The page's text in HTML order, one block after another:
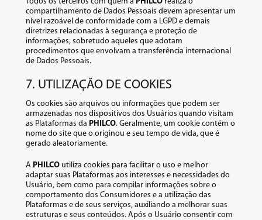
compartilhamento de Dados Pessoais devem apresentar um
nível razoável de conformidade com a LGPD e demais
diretrizes relacionadas à segurança e proteção de
informações, sobretudo aqueles que adotam
procedimentos que envolvam a transferência internacional
de Dados Pessoais.
7. UTILIZAÇÃO DE COOKIES
Os cookies são arquivos ou informações que podem ser
armazenadas nos dispositivos dos Usuários quando visitam
as Plataformas da PHILCO. Geralmente, um cookie contém o
nome do site que o originou e seu tempo de vida, que é
gerado aleatoriamente.
A PHILCO utiliza cookies para facilitar o uso e melhor
adaptar suas Plataformas aos interesses e necessidades do
Usuário, bem como para compilar informações sobre o
comportamento dos Consumidores e a utilização das
Plataformas e de seus serviços, auxiliando a melhorar suas
estruturas e seus conteúdos. Após o Usuário consentir com